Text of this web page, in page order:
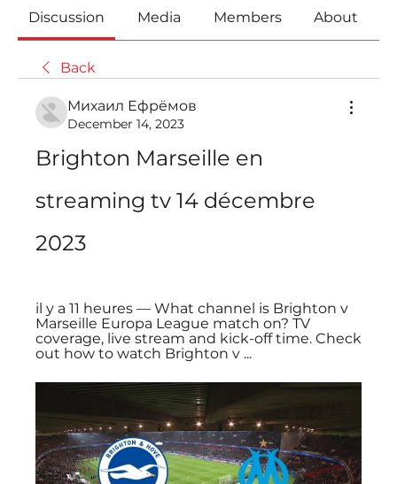
Discussion Media Members About
Back
Михаил Ефрёмов
December 14, 2023
Brighton Marseille en
streaming tv 14 décembre
2023
il y a 11 heures — What channel is Brighton v
Marseille Europa League match on? TV
coverage, live stream and kick-off time. Check
out how to watch Brighton v ...